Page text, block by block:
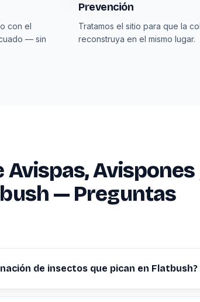
con el
— sin
Prevención
Tratamos el sitio para que la
reconstruya en el mismo lugar.
Avispas, Avispones
— Preguntas
de insectos que pican en Flatbush?